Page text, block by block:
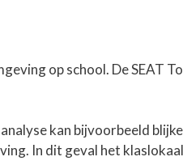
op school. De SEAT
kan bijvoorbeeld
In dit geval het